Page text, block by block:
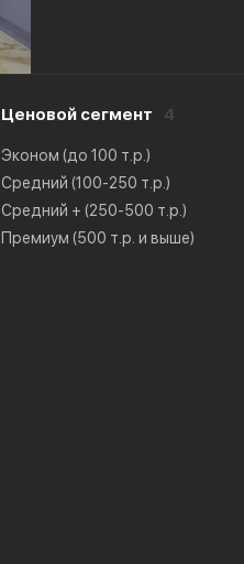
Ценовой сегмент 4
Эконом (до 100 т.р.)
Средний (100-250 т.р.)
Средний + (250-500 т.р.)
Премиум (500 т.р. и выше)